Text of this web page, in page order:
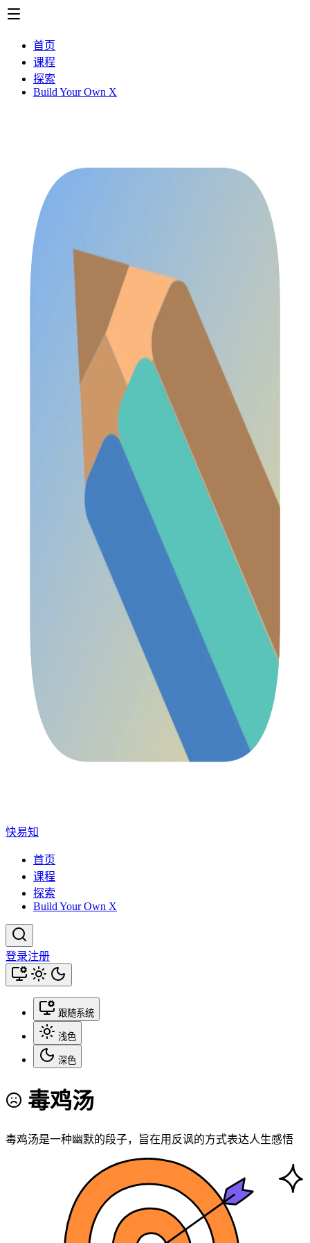
首页
课程
探索
Build Your Own X
快易知
首页
课程
探索
Build Your Own X
登录注册
跟随系统
浅色
深色
毒鸡汤
毒鸡汤是一种幽默的段子，旨在用反讽的方式表达人生感悟